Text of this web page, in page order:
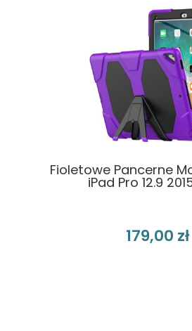
Fioletowe Pancerne
iPad Pro 12.9
179,00 zł